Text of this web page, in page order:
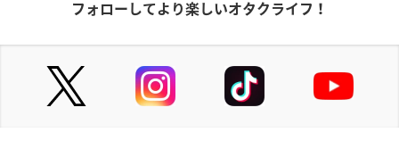
あなる（安城鳴子）
フォローしてより楽しいオタクライフ！